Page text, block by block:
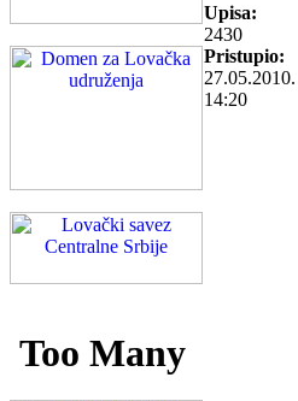
Upisa:
2430
Pristupio:
27.05.2010.
14:20